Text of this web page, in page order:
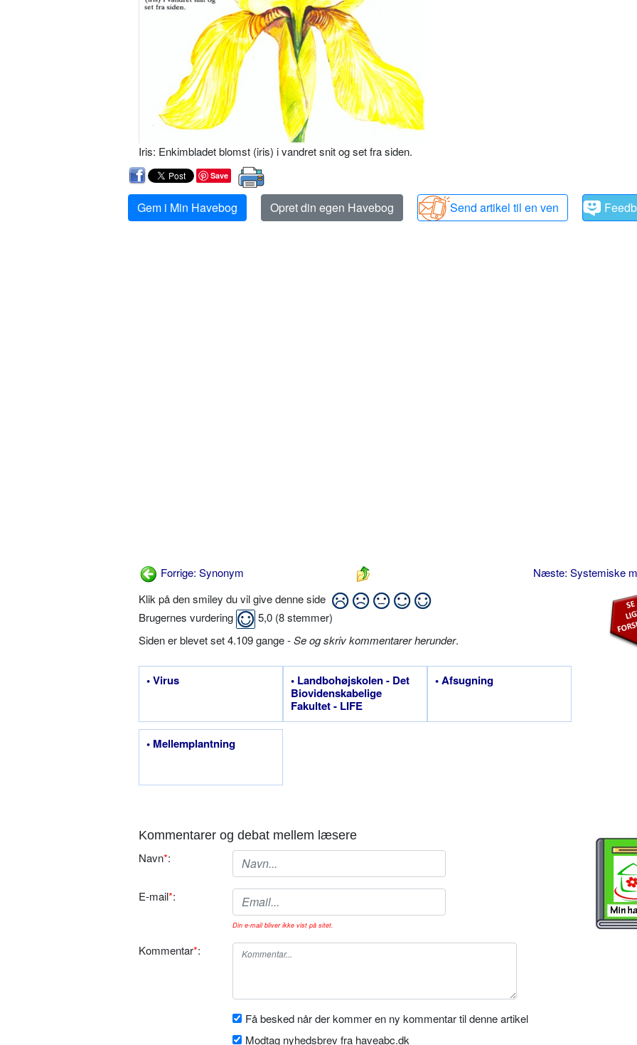
Iris: Enkimbladet blomst (iris) i vandret snit og set fra siden.
Save
Gem i Min Havebog Opret din egen Havebog Send artikel til en ven
Forrige: Synonym
Næste: Systemiske
Klik på den smiley du vil give denne side
Brugernes vurdering
5,0 (8stemmer)
Siden er blevet set 4.109 gange -Se og skriv kommentarer herunder.
• Virus
• Landbohøjskolen - Det
Biovidenskabelige
Fakultet - LIFE
• Afsugning
• Mellem­plantning
Kommentarer og debat mellem læsere
Navn*:
E-mail*:
Din e-mail bliver ikke vist på sitet.
Kommentar*:
Få besked når der kommer en ny kommentar til denne artikel
Modtag nyhedsbrev fra haveabc.dk